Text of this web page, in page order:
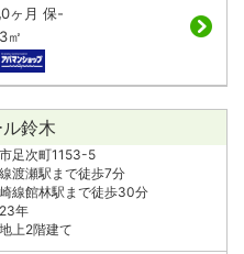
0ヶ月 保-
㎡
鈴木
足次町1153-5
渡瀬駅まで徒歩7分
線館林駅まで徒歩30分
年
地上2階建て